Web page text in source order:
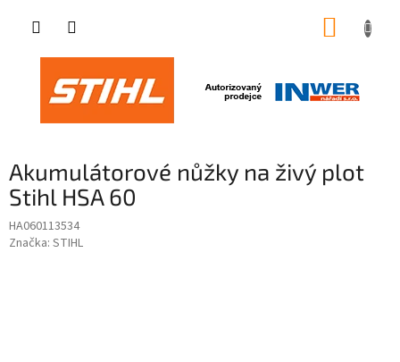
Akumulátorové nůžky na živý plot
Stihl HSA 60
HA060113534
Značka: STIHL